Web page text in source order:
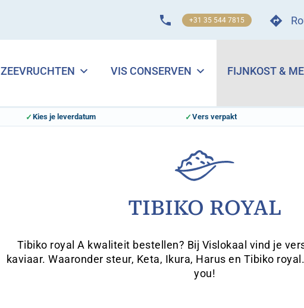
+31 35 544 7815
ZEEVRUCHTEN VIS CONSERVEN FIJNKOST &
Kies je leverdatum Vers verpakt
TIBIKO ROYAL
Tibiko royal A kwaliteit bestellen? Bij Vislokaal vind je
kaviaar. Waaronder steur, Keta, Ikura, Harus en Tibiko
you!